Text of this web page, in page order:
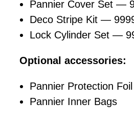
Pannier Cover Set —
Deco Stripe Kit —
Lock Cylinder Set —
Optional accessories:
Pannier Protection Foil
Pannier Inner Bags